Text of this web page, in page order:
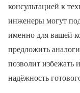
консультацией к
инженеры могут
именно для вашей
предложить
позволит избежать
надёжность